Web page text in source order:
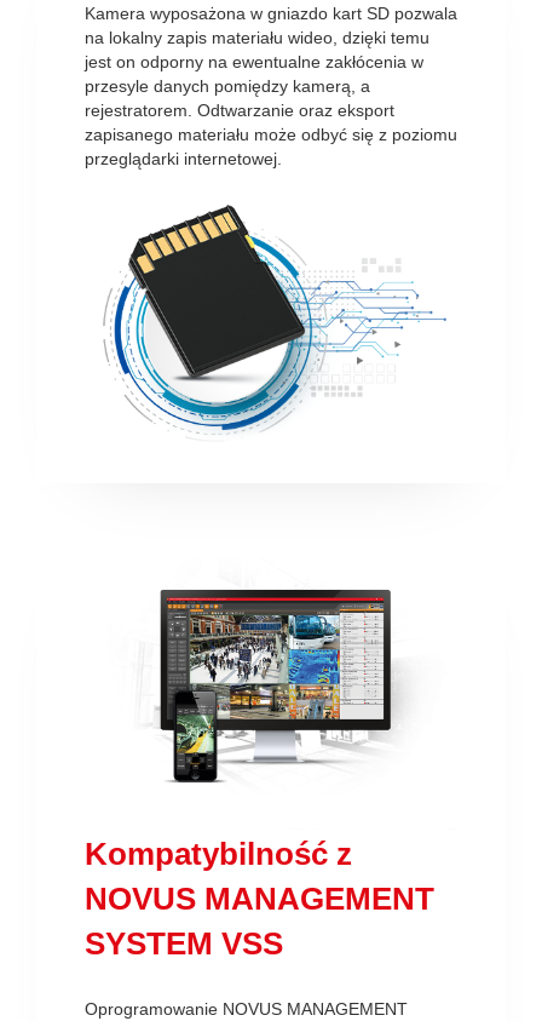
Kamera wyposażona w gniazdo kart SD pozwala
na lokalny zapis materiału wideo, dzięki temu
jest on odporny na ewentualne zakłócenia w
przesyle danych pomiędzy kamerą, a
rejestratorem. Odtwarzanie oraz eksport
zapisanego materiału może odbyć się z poziomu
przeglądarki internetowej.
Kompatybilność z
NOVUS MANAGEMENT
SYSTEM VSS
Oprogramowanie NOVUS MANAGEMENT